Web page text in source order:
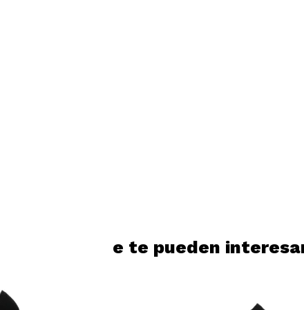
Productos que te pueden